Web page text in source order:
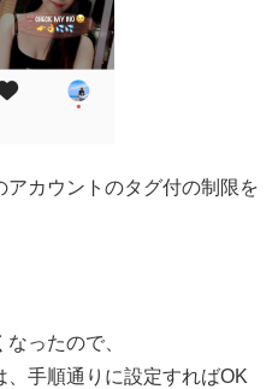
カウントのタグ付の制限を
ったので、
、手順通りに設定すればOK